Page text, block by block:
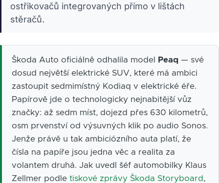
ostřikovačů integrovaných přímo v lištách
stěračů.
Škoda Auto oficiálně odhalila model Peaq — své
dosud největší elektrické SUV, které má ambici
zastoupit sedmimístný Kodiaq v elektrické éře.
Papírově jde o technologicky nejnabitější vůz
značky: až sedm míst, dojezd přes 630 kilometrů,
osm prvenství od výsuvných klik po audio Sonos.
Jenže právě u tak ambiciózního auta platí, že
čísla na papíře jsou jedna věc a realita za
volantem druhá. Jak uvedl šéf automobilky Klaus
Zellmer podle tiskové zprávy Škoda Storyboard,